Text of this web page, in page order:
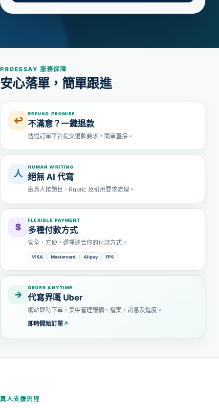
PROESSAY 服務保障
安心落單，簡單跟進
↩
REFUND PROMISE
不滿意？一鍵退款
透過訂單平台提交退款要求，簡單直接。
人
HUMAN WRITING
絕無 AI 代寫
由真人按題目、Rubric 及引用要求處理。
$
FLEXIBLE PAYMENT
多種付款方式
安全、方便，選擇適合你的付款方式。
VISA Mastercard Alipay FPS
→
ORDER ANYTIME
代寫界嘅 Uber
網站即時下單，集中管理報價、檔案、訊息及進度。
即時開始訂單↗
真人支援流程